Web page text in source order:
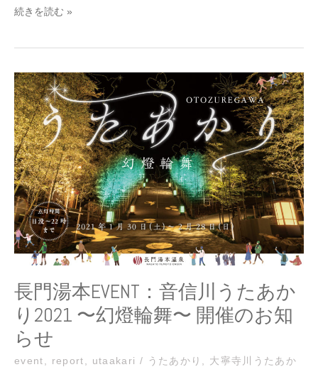
知
続きを読む »
長門湯本EVENT：音信川うたあか
り2021 〜幻燈輪舞〜 開催のお知
らせ
event report utaakari / うたあかり
大寧寺川うたあか
長
門
湯
本
EVENT：
音
信
川
う
た
あ
か
2021
〜
幻
燈
輪
舞〜